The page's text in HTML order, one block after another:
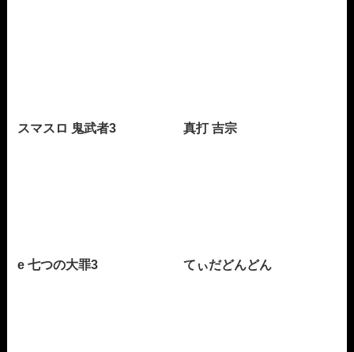
スマスロ 鬼武者3 真打 吉宗
e 七つの大罪3 てぃだどんどん